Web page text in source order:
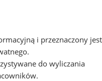
i przeznaczony jest
do wyliczania